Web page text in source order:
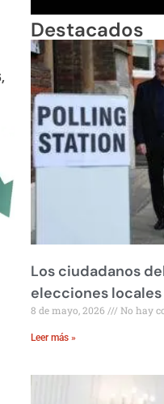
Destacados
Los ciudadanos
elecciones locales
8 de mayo, 2026 No hay
Leer más »